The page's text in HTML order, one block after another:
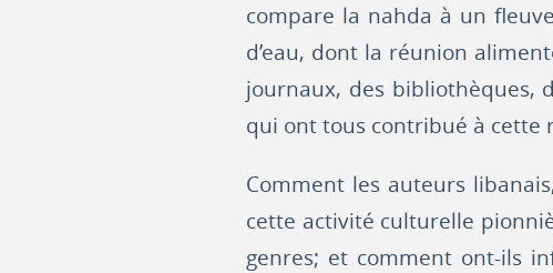
compare la nahda à un
d’eau, dont la réunion
journaux, des bibliothèques,
qui ont tous contribué à cette
Comment les auteurs
cette activité culturelle
genres; et comment ont-ils